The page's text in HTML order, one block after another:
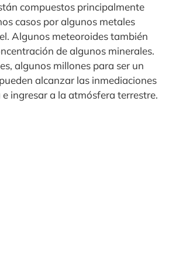
compuestos principalmente
casos por algunos metales
Algunos meteoroides también
de algunos minerales.
algunos millones para ser un
alcanzar las inmediaciones
ingresar a la atmósfera terrestre.